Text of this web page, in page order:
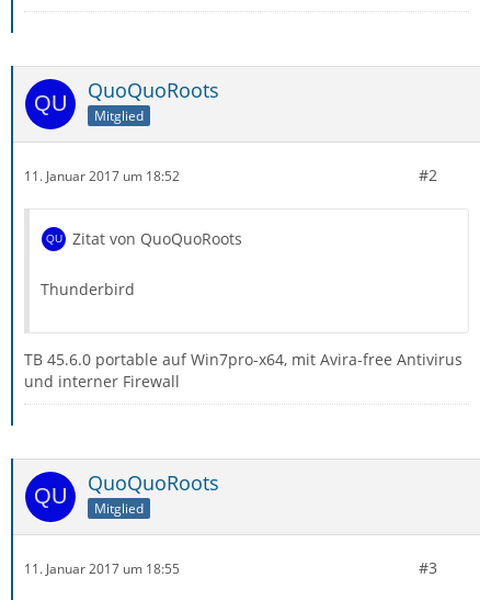
QuoQuoRoots
Mitglied
11. Januar 2017 um 18:52 #2
Zitat von QuoQuoRoots
Thunderbird
TB 45.6.0 portable auf Win7pro-x64, mit Avira-free Antivirus
und interner Firewall
QuoQuoRoots
Mitglied
11. Januar 2017 um 18:55 #3